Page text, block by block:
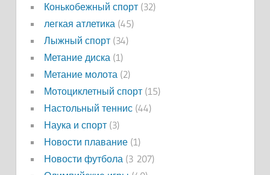
Конькобежный спорт(32)
легкая атлетика (45)
Лыжный спорт(34)
Метание диска (1)
Метание молота (2)
Мотоциклетный спорт(15)
Настольный теннис(44)
Наука и спорт(3)
Новости плавание(1)
Новости футбола (3 207)